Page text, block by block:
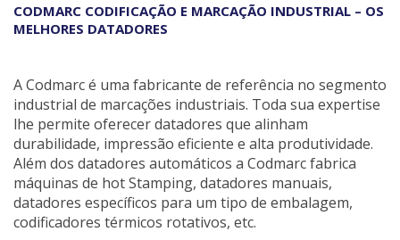
CODMARC CODIFICAÇÃO E MARCAÇÃO INDUSTRIAL – OS
MELHORES DATADORES
A Codmarc é uma fabricante de referência no segmento
industrial de marcações industriais. Toda sua expertise
lhe permite oferecer datadores que alinham
durabilidade, impressão eficiente e alta produtividade.
Além dos datadores automáticos a Codmarc fabrica
máquinas de hot Stamping, datadores manuais,
datadores específicos para um tipo de embalagem,
codificadores térmicos rotativos, etc.